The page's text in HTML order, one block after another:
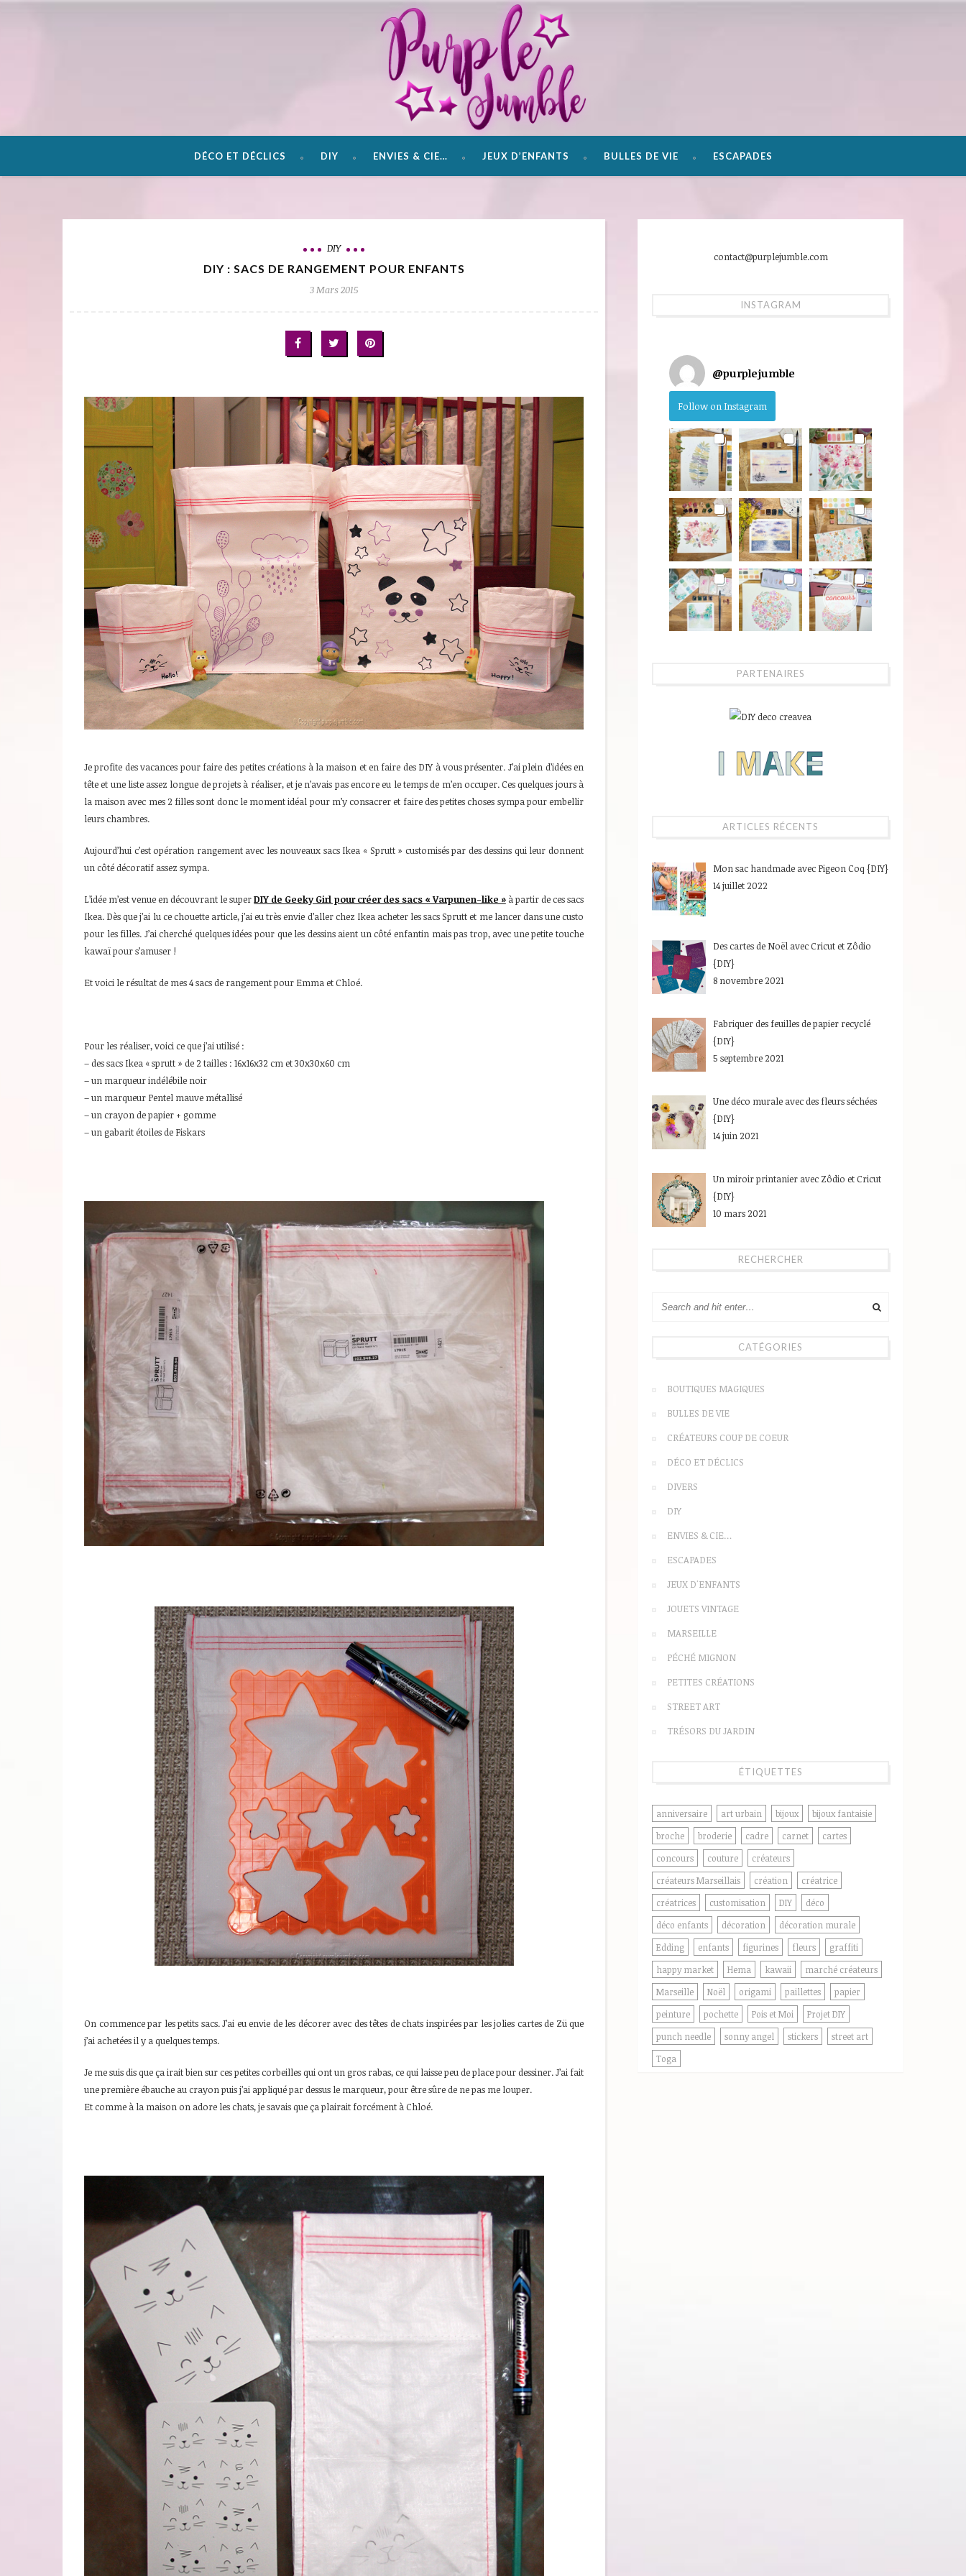
DÉCO ET DÉCLICS DIY ENVIES & CIE… JEUX D’ENFANTS BULLES DE VIE ESCAPADES
DIY
DIY : SACS DE RANGEMENT POUR ENFANTS
3 Mars 2015
Je profite des vacances pour faire des petites créations à la maison et en faire des DIY à vous présenter. J’ai plein d’idées en
tête et une liste assez longue de projets à réaliser, et je n’avais pas encore eu le temps de m’en occuper. Ces quelques jours à
la maison avec mes 2 filles sont donc le moment idéal pour m’y consacrer et faire des petites choses sympa pour embellir
leurs chambres.
Aujourd’hui c’est opération rangement avec les nouveaux sacs Ikea « Sprutt » customisés par des dessins qui leur donnent
un côté décoratif assez sympa.
L’idée m’est venue en découvrant le superDIY de Geeky Girl pour créer des sacs « Varpunen-like »à partir de ces sacs
Ikea. Dès que j’ai lu ce chouette article, j’ai eu très envie d’aller chez Ikea acheter les sacs Sprutt et me lancer dans une custo
pour les filles. J’ai cherché quelques idées pour que les dessins aient un côté enfantin mais pas trop, avec une petite touche
kawaï pour s’amuser !
Et voici le résultat de mes 4 sacs de rangement pour Emma et Chloé.
Pour les réaliser, voici ce que j’ai utilisé :
– des sacs Ikea « sprutt » de 2 tailles : 16x16x32 cm et 30x30x60 cm
– un marqueur indélébile noir
– un marqueur Pentel mauve métallisé
– un crayon de papier + gomme
– un gabarit étoiles de Fiskars
On commence par les petits sacs. J’ai eu envie de les décorer avec des têtes de chats inspirées par les jolies cartes de Zü que
j’ai achetées il y a quelques temps.
Je me suis dis que ça irait bien sur ces petites corbeilles qui ont un gros rabas, ce qui laisse peu de place pour dessiner. J’ai fait
une première ébauche au crayon puis j’ai appliqué par dessus le marqueur, pour être sûre de ne pas me louper.
Et comme à la maison on adore les chats, je savais que ça plairait forcément à Chloé.
contact@purplejumble.com
INSTAGRAM
@purplejumble
Follow on Instagram
PARTENAIRES
ARTICLES RÉCENTS
Mon sac handmade avec Pigeon Coq {DIY}
14 juillet 2022
Des cartes de Noël avec Cricut et Zôdio
{DIY}
8 novembre 2021
Fabriquer des feuilles de papier recyclé
{DIY}
5 septembre 2021
Une déco murale avec des fleurs séchées
{DIY}
14 juin 2021
Un miroir printanier avec Zôdio et Cricut
{DIY}
10 mars 2021
RECHERCHER
CATÉGORIES
BOUTIQUES MAGIQUES
BULLES DE VIE
CRÉATEURS COUP DE COEUR
DÉCO ET DÉCLICS
DIVERS
DIY
ENVIES & CIE…
ESCAPADES
JEUX D'ENFANTS
JOUETS VINTAGE
MARSEILLE
PÉCHÉ MIGNON
PETITES CRÉATIONS
STREET ART
TRÉSORS DU JARDIN
ÉTIQUETTES
anniversaire art urbain bijoux
bijoux fantaisie
broche
broderie cadre carnet
cartes
concours
couture
créateurs
créateurs Marseillais
création
créatrice
créatrices
customisation DIY
déco
déco enfants
décoration
décoration murale
Edding
enfants figurines fleurs
graffiti
happy market
Hema kawaii
marché créateurs
Marseille
Noël origami paillettes
papier
peinture
pochette Pois et Moi
Projet DIY
punch needle
sonny angel stickers
street art
Toga